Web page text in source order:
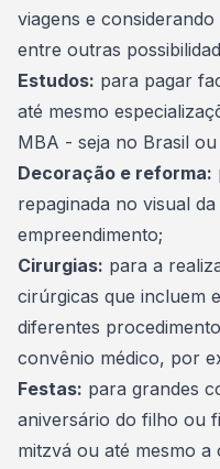
viagens e
entre outras
Estudos: para pagar
até mesmo
MBA - seja no Brasil
Decoração e reforma:
repaginada no visual
empreendimento;
Cirurgias: para a
cirúrgicas que incluem
diferentes
convênio médico, por
Festas: para grandes
aniversário do filho ou
mitzvá ou até mesmo a